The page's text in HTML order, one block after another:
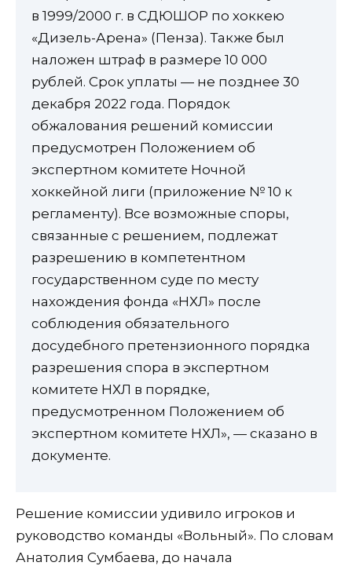
в 1999/2000 г. в СДЮШОР по хоккею
«Дизель-Арена» (Пенза). Также был
наложен штраф в размере 10 000
рублей. Срок уплаты — не позднее 30
декабря 2022 года. Порядок
обжалования решений комиссии
предусмотрен Положением об
экспертном комитете Ночной
хоккейной лиги (приложение № 10 к
регламенту). Все возможные споры,
связанные с решением, подлежат
разрешению в компетентном
государственном суде по месту
нахождения фонда «НХЛ» после
соблюдения обязательного
досудебного претензионного порядка
разрешения спора в экспертном
комитете НХЛ в порядке,
предусмотренном Положением об
экспертном комитете НХЛ», — сказано в
документе.
Решение комиссии удивило игроков и
руководство команды «Вольный». По словам
Анатолия Сумбаева, до начала